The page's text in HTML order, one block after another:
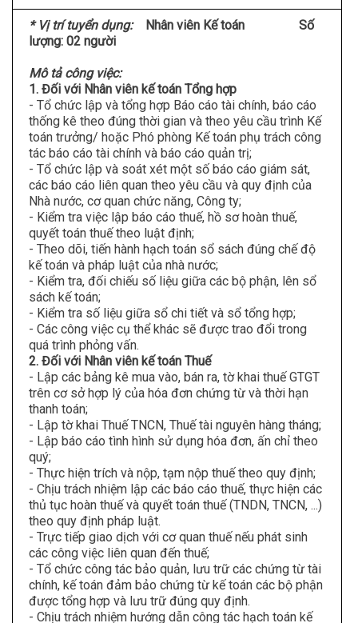
* Vị trí tuyển dụng: Nhân viên Kế toán Số
lượng: 02 người
Mô tả công việc:
1. Đối với Nhân viên kế toán Tổng hợp
- Tổ chức lập và tổng hợp Báo cáo tài chính, báo cáo
thống kê theo đúng thời gian và theo yêu cầu trình Kế
toán trưởng/ hoặc Phó phòng Kế toán phụ trách công
tác báo cáo tài chính và báo cáo quản trị;
- Tổ chức lập và soát xét một số báo cáo giám sát,
các báo cáo liên quan theo yêu cầu và quy định của
Nhà nước, cơ quan chức năng, Công ty;
- Kiểm tra việc lập báo cáo thuế, hồ sơ hoàn thuế,
quyết toán thuế theo luật định;
- Theo dõi, tiến hành hạch toán sổ sách đúng chế độ
kế toán và pháp luật của nhà nước;
- Kiểm tra, đối chiếu số liệu giữa các bộ phận, lên sổ
sách kế toán;
- Kiểm tra số liệu giữa sổ chi tiết và sổ tổng hợp;
- Các công việc cụ thể khác sẽ được trao đổi trong
quá trình phỏng vấn.
2. Đối với Nhân viên kế toán Thuế
- Lập các bảng kê mua vào, bán ra, tờ khai thuế GTGT
trên cơ sở hợp lý của hóa đơn chứng từ và thời hạn
thanh toán;
- Lập tờ khai Thuế TNCN, Thuế tài nguyên hàng tháng;
- Lập báo cáo tình hình sử dụng hóa đơn, ấn chỉ theo
quý;
- Thực hiện trích và nộp, tạm nộp thuế theo quy định;
- Chịu trách nhiệm lập các báo cáo thuế, thực hiện các
thủ tục hoàn thuế và quyết toán thuế (TNDN, TNCN, ...)
theo quy định pháp luật.
- Trực tiếp giao dịch với cơ quan thuế nếu phát sinh
các công việc liên quan đến thuế;
- Tổ chức công tác bảo quản, lưu trữ các chứng từ tài
chính, kế toán đảm bảo chứng từ kế toán các bộ phận
được tổng hợp và lưu trữ đúng quy định.
- Chịu trách nhiệm hướng dẫn công tác hạch toán kế